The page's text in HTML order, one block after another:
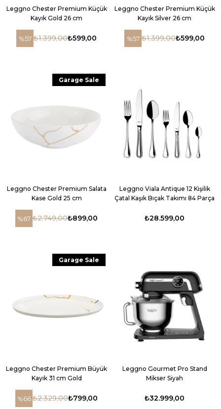
Leggno Chester Premium Küçük
Kayık Gold 26 cm
₺599,00
₺1.399,00
%57
Leggno Chester Premium Küçük
Kayık Silver 26 cm
₺599,00
₺1.399,00
%57
Leggno Chester Premium Salata
Kase Gold 25 cm
₺899,00
₺2.749,00
%67
Garage Sale
Leggno Viala Antique 12 Kişilik
Çatal Kaşık Bıçak Takımı 84 Parça
₺28.599,00
Leggno Chester Premium Büyük
Kayık 31 cm Gold
₺799,00
₺2.329,00
%66
Garage Sale
Leggno Gourmet Pro Stand
Mikser Siyah
₺32.999,00